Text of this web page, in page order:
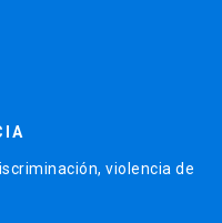
violencia de